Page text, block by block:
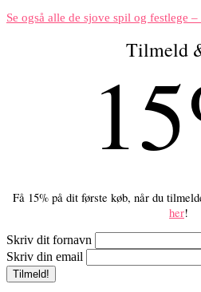
Se også alle de sjove spil og festlege
Tilmeld
Få 15% på dit første køb, når du
her!
Skriv dit fornavn
Skriv din email